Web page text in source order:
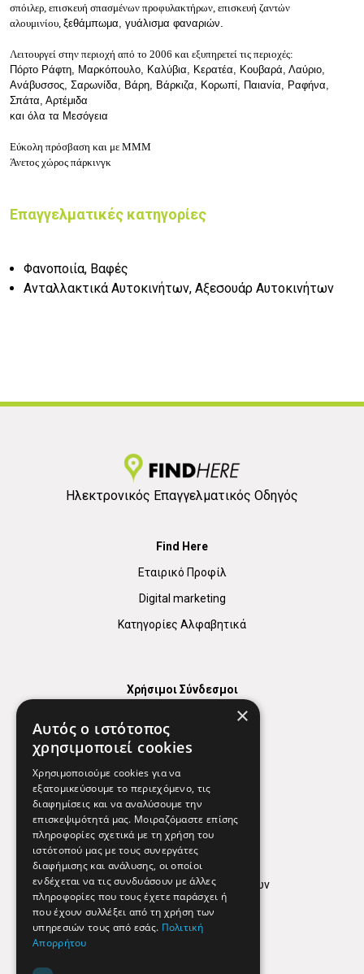
σπόιλερ, επισκευή σπασμένων προφυλακτήρων, επισκευή ζαντών
αλουμινίου, ξεθάμπωμα, γυάλισμα φαναριών.
Λειτουργεί στην περιοχή από το 2006 και εξυπηρετεί τις περιοχές:
Πόρτο Ράφτη, Μαρκόπουλο, Καλύβια, Κερατέα, Κουβαρά, Λαύριο,
Ανάβυσσος, Σαρωνίδα, Βάρη, Βάρκιζα, Κορωπί, Παιανία, Ραφήνα,
Σπάτα, Αρτέμιδα
και όλα τα Μεσόγεια
Εύκολη πρόσβαση και με ΜΜΜ
Άνετος χώρος πάρκινγκ
Επαγγελματικές κατηγορίες
Φανοποιία, Βαφές
Ανταλλακτικά Αυτοκινήτων, Αξεσουάρ Αυτοκινήτων
Ηλεκτρονικός Επαγγελματικός Οδηγός
Find Here
Εταιρικό Προφίλ
Digital marketing
Κατηγορίες Αλφαβητικά
Χρήσιμοι Σύνδεσμοι
Χρήσιμα Τηλέφωνα
Εφημερεύοντα Φαρμακεία
Απόρρητο
Όροι Χρήσης
Πολιτική προστασίας δεδομένων
Findhere
×
Αυτός ο ιστότοπος
χρησιμοποιεί cookies
Χρησιμοποιούμε cookies για να
εξατομικεύσουμε το περιεχόμενο, τις
διαφημίσεις και να αναλύσουμε την
επισκεψιμότητά μας. Μοιραζόμαστε επίσης
πληροφορίες σχετικά με τη χρήση του
ιστότοπού μας με τους συνεργάτες
διαφήμισης και ανάλυσης, οι οποίοι
ενδέχεται να τις συνδυάσουν με άλλες
πληροφορίες που τους έχετε παράσχει ή
που έχουν συλλέξει από τη χρήση των
υπηρεσιών τους από εσάς. Πολιτική
Απορρήτου